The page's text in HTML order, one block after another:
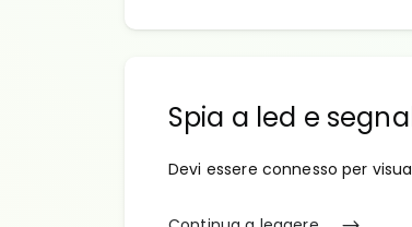
Spia a led e
Devi essere connesso per